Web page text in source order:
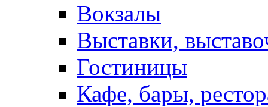
Вокзалы
Выставки,
Гостиницы
Кафе, бары,